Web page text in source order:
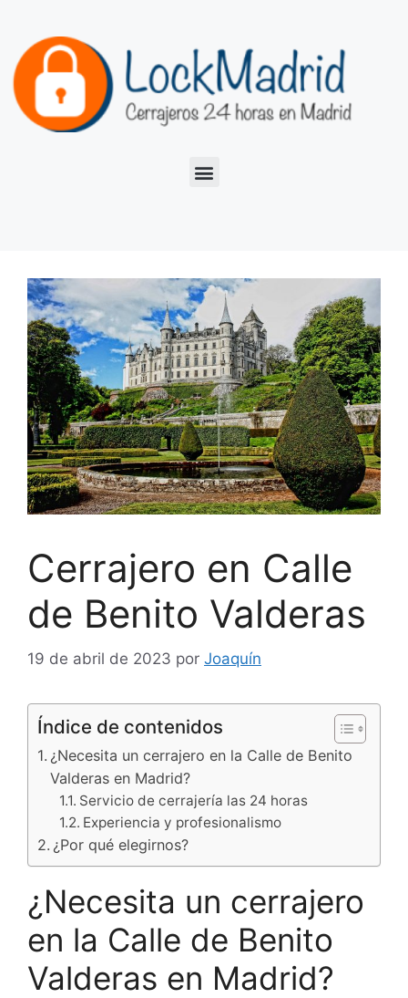
Cerrajero en Calle
de Benito Valderas
19 de abril de 2023 por Joaquín
Índice de contenidos
¿Necesita un cerrajero en la Calle de Benito
Valderas en Madrid?
Servicio de cerrajería las 24 horas
Experiencia y profesionalismo
¿Por qué elegirnos?
¿Necesita un cerrajero
en la Calle de Benito
Valderas en Madrid?